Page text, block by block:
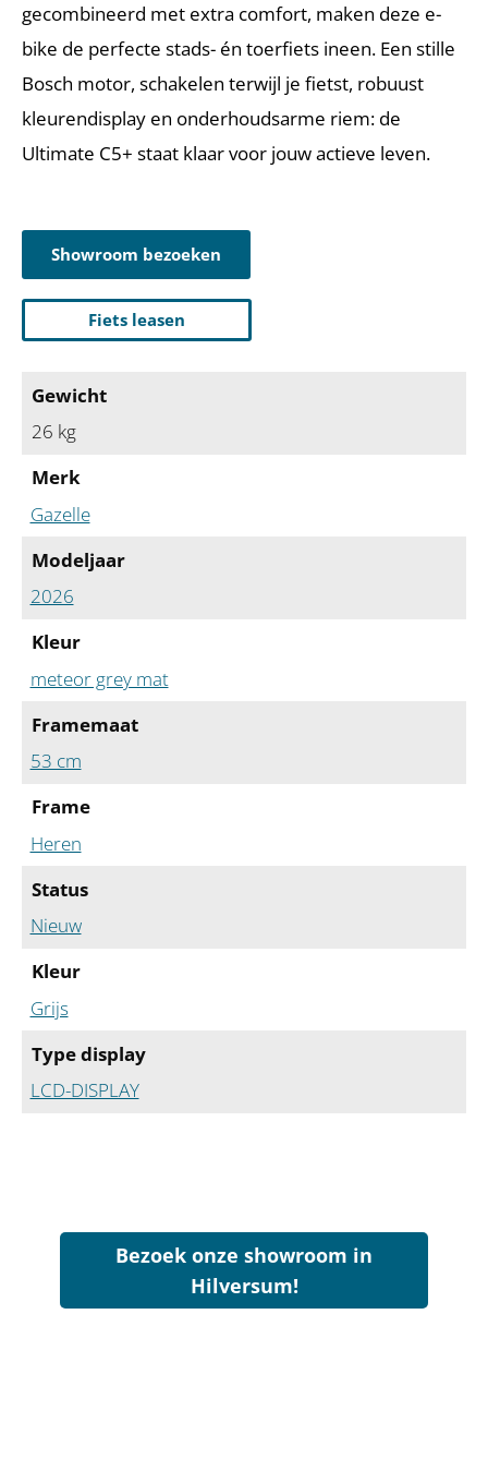
gecombineerd met extra comfort, maken deze e-
bike de perfecte stads- én toerfiets ineen. Een stille
Bosch motor, schakelen terwijl je fietst, robuust
kleurendisplay en onderhoudsarme riem: de
Ultimate C5+ staat klaar voor jouw actieve leven.
Showroom bezoeken
Fiets leasen
Gewicht
26 kg
Merk
Gazelle
Modeljaar
2026
Kleur
meteor grey mat
Framemaat
53 cm
Frame
Heren
Status
Nieuw
Kleur
Grijs
Type display
LCD-DISPLAY
Bezoek onze showroom in
Hilversum!